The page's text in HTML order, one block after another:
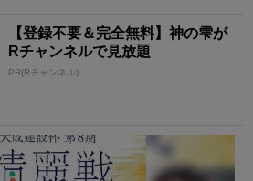
【登録不要＆完全無料】神の雫が
Rチャンネルで見放題
PR(Rチャンネル)